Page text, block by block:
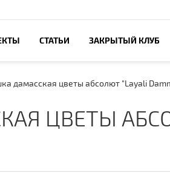
СТАТЬИ ЗАКРЫТЫЙ КЛУБ
дамасская цветы абсолют "Layali
ЦВЕТЫ